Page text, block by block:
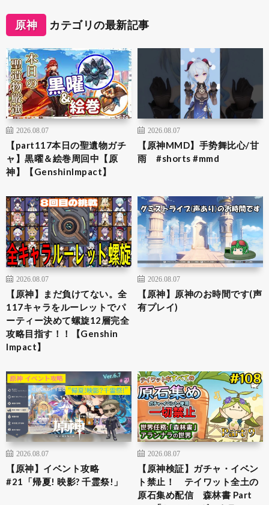
原神 カテゴリの最新記事
2026.08.07
【part117本日の聖遺物ガチ
ャ】黒曜＆絵巻周回中【原
神】【GenshinImpact】
2026.08.07
【原神MMD】手势舞比心/甘
雨 #shorts #mmd
2026.08.07
【原神】まだ負けてない。全
117キャラをルーレットでパ
ーティー決めて螺旋12層完全
攻略目指す！！【Genshin
Impact】
2026.08.07
【原神】原神のお時間です(声
有プレイ)
2026.08.07
【原神】イベント攻略
#21「帰夏! 映影? 千霊祭!」
2026.08.07
【原神検証】ガチャ・イベン
ト禁止！ テイワット全土の
原石集め配信 森林書 Part